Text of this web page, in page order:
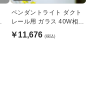
ペンダントライト ダクト
レール用 ガラス 40W相
当・調光対応
￥11,676 (税込)